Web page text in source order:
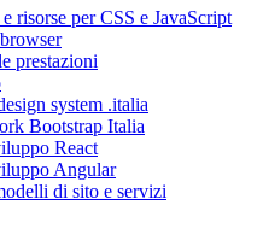
risorse per CSS e JavaScript
prestazioni
system .italia
Bootstrap Italia
React
Angular
di sito e servizi